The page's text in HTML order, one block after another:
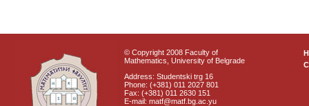
© Copyright 2008 Faculty of
Mathematics, University of Belgrade
Address: Studentski trg 16
Phone: (+381) 011 2027 801
Fax: (+381) 011 2630 151
E-mail: matf@matf.bg.ac.yu